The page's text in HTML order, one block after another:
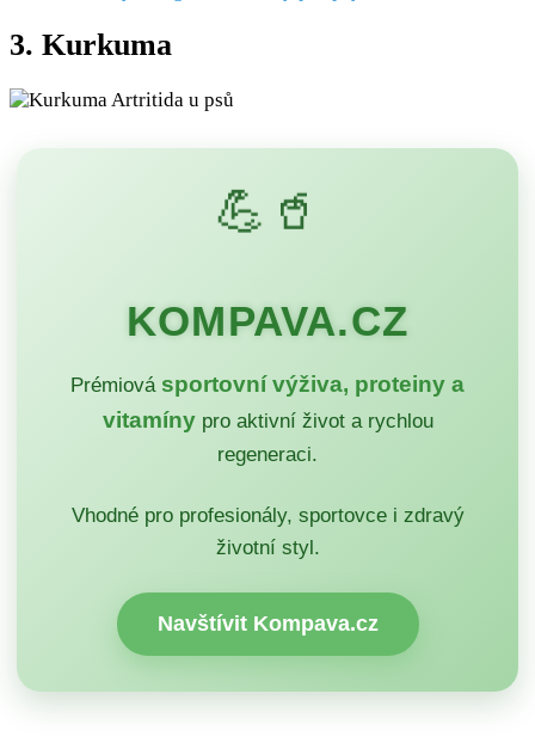
3. Kurkuma
💪🥤
KOMPAVA.CZ
Prémiová sportovní výživa, proteiny a
vitamínypro aktivní život a rychlou
regeneraci.
Vhodné pro profesionály, sportovce i zdravý
životní styl.
Navštívit Kompava.cz